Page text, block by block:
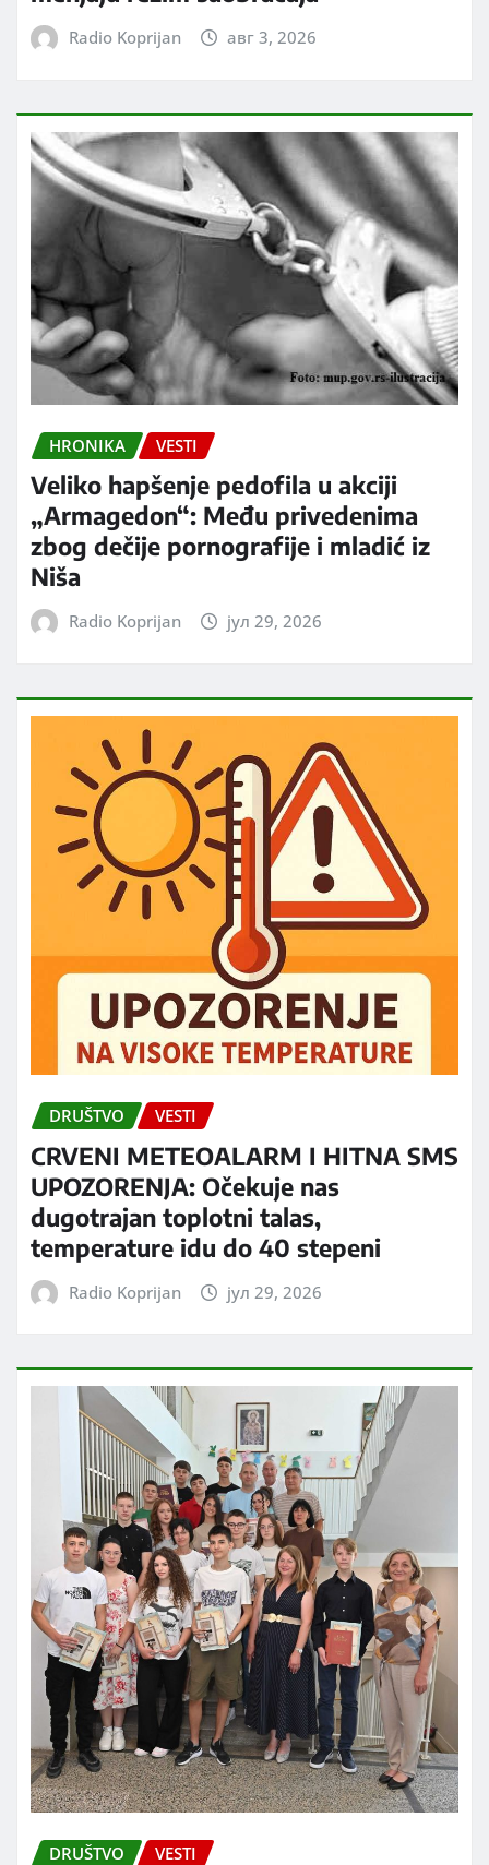
Radio Koprijan авг 3, 2026
HRONIKA VESTI
Veliko hapšenje pedofila u akciji
„Armagedon“: Među privedenima
zbog dečije pornografije i mladić iz
Niša
Radio Koprijan јул 29, 2026
DRUŠTVO VESTI
CRVENI METEOALARM I HITNA SMS
UPOZORENJA: Očekuje nas
dugotrajan toplotni talas,
temperature idu do 40 stepeni
Radio Koprijan јул 29, 2026
DRUŠTVO VESTI